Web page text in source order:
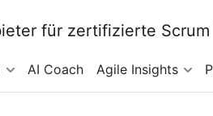
AI Coach Agile Insights